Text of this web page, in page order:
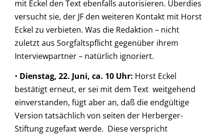
mit Eckel den Text ebenfalls autorisieren. Überdies
versucht sie, der JF den weiteren Kontakt mit Horst
Eckel zu verbieten. Was die Redaktion – nicht
zuletzt aus Sorgfaltspflicht gegenüber ihrem
Interviewpartner – natürlich ignoriert.
• Dienstag, 22. Juni, ca. 10 Uhr: Horst Eckel
bestätigt erneut, er sei mit dem Text weitgehend
einverstanden, fügt aber an, daß die endgültige
Version tatsächlich von seiten der Herberger-
Stiftung zugefaxt werde. Diese verspricht